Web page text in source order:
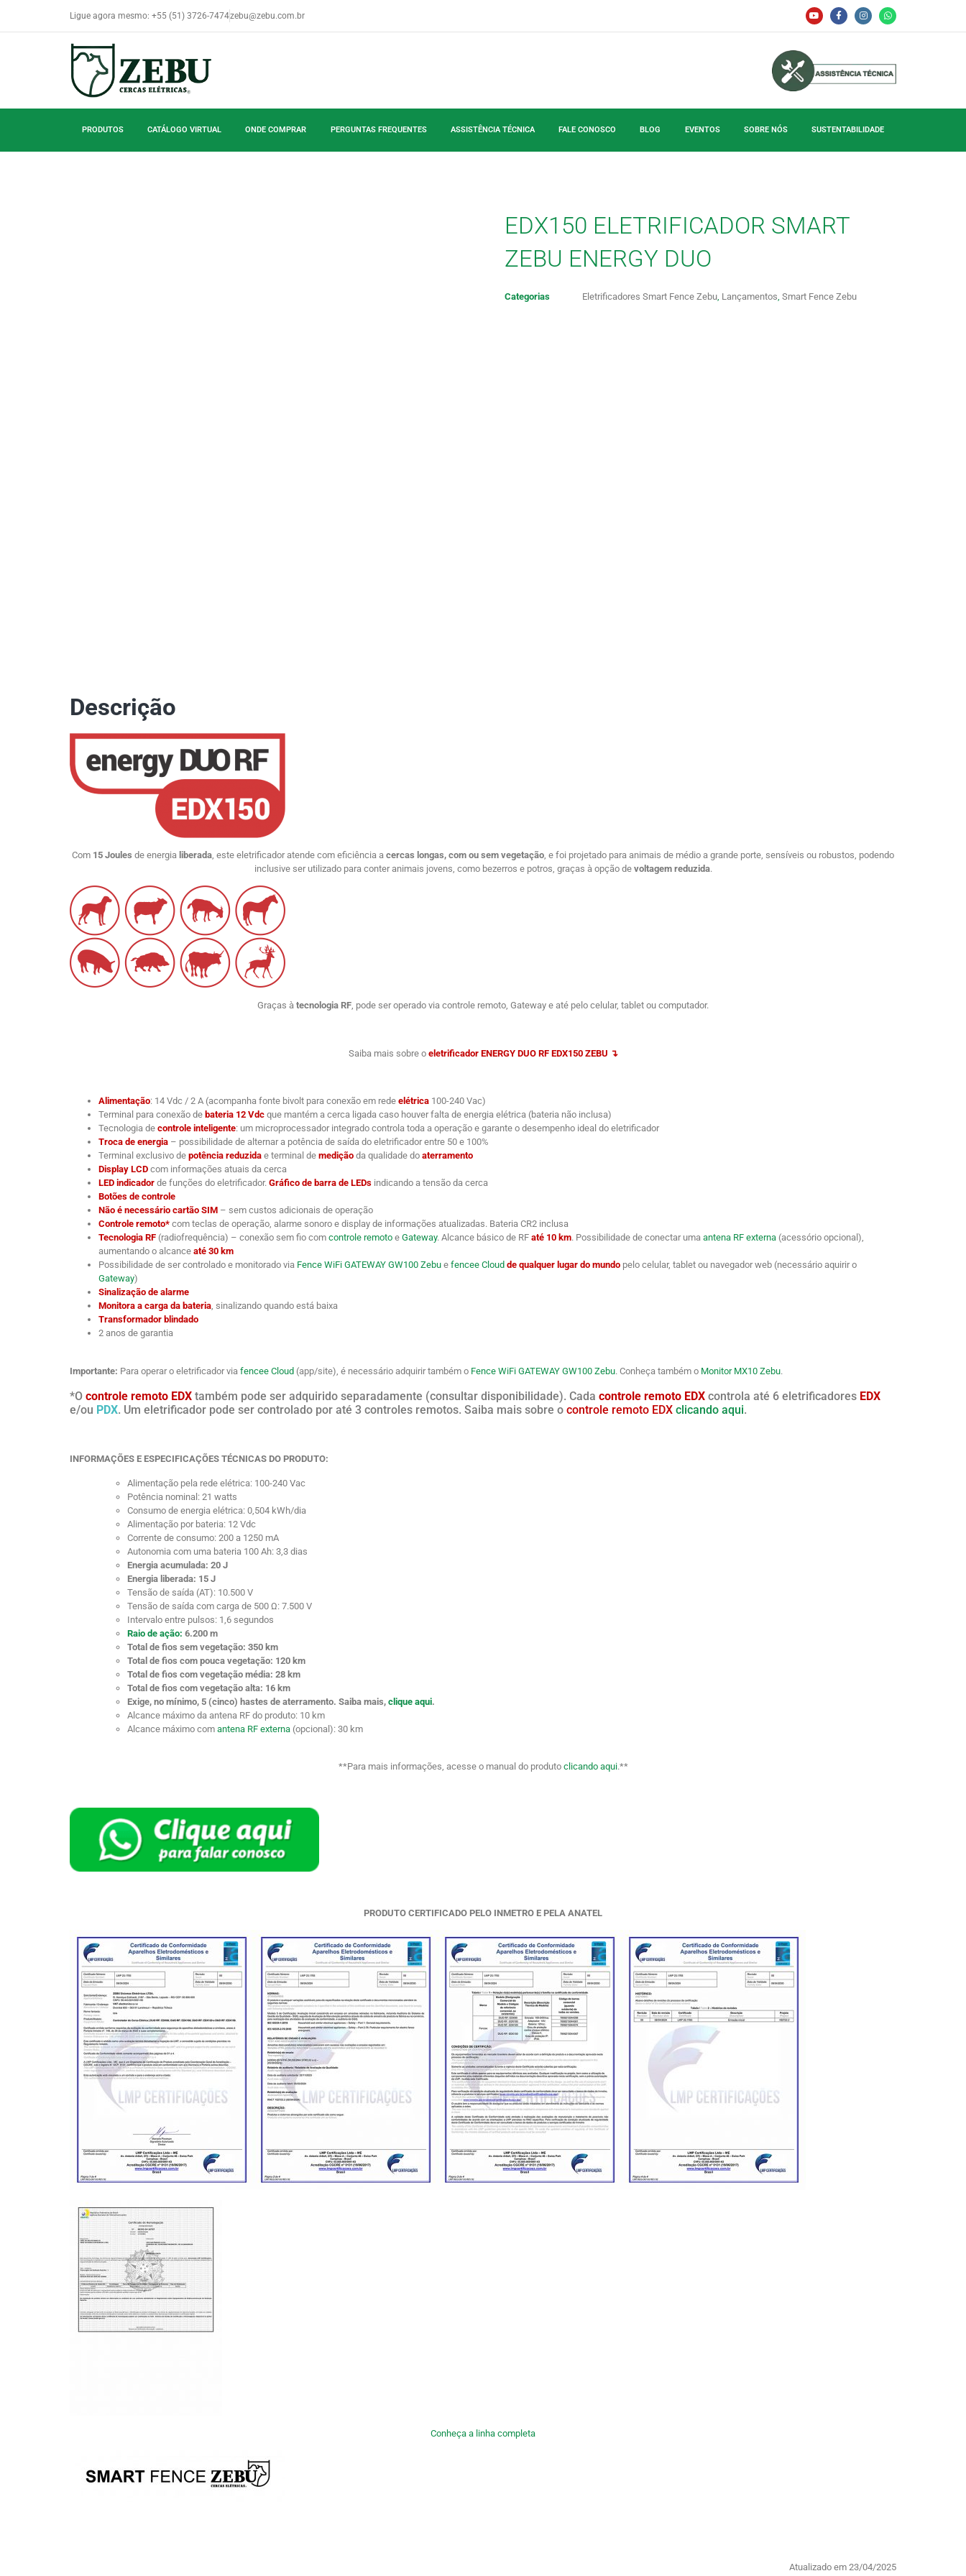
Ligue agora mesmo: +55 (51) 3726-7474zebu@zebu.com.br
PRODUTOS CATÁLOGO VIRTUAL ONDE COMPRAR PERGUNTAS FREQUENTES ASSISTÊNCIA TÉCNICA FALE CONOSCO BLOG EVENTOS SOBRE NÓS SUSTENTABILIDADE
EDX150 ELETRIFICADOR SMART
ZEBU ENERGY DUO
Categorias Eletrificadores Smart Fence Zebu, Lançamentos, Smart Fence Zebu
Descrição
Com 15 Joules de energia liberada, este eletrificador atende com eficiência a cercas longas, com ou sem vegetação, e foi projetado para animais de médio a grande porte, sensíveis ou robustos, podendo
inclusive ser utilizado para conter animais jovens, como bezerros e potros, graças à opção de voltagem reduzida.
Graças à tecnologia RF , pode ser operado via controle remoto, Gateway e até pelo celular, tablet ou computador.
Saiba mais sobre o eletrificador ENERGY DUO RF EDX150 ZEBU ↴
Alimentação: 14 Vdc / 2 A (acompanha fonte bivolt para conexão em rede elétrica 100-240 Vac)
Terminal para conexão de bateria 12 Vdc que mantém a cerca ligada caso houver falta de energia elétrica (bateria não inclusa)
Tecnologia de controle inteligente: um microprocessador integrado controla toda a operação e garante o desempenho ideal do eletrificador
Troca de energia – possibilidade de alternar a potência de saída do eletrificador entre 50 e 100%
Terminal exclusivo de potência reduzida e terminal de medição da qualidade do aterramento
Display LCD com informações atuais da cerca
LED indicador de funções do eletrificador. Gráfico de barra de LEDs indicando a tensão da cerca
Botões de controle
Não é necessário cartão SIM – sem custos adicionais de operação
Controle remoto* com teclas de operação, alarme sonoro e display de informações atualizadas. Bateria CR2 inclusa
Tecnologia RF (radiofrequência) – conexão sem fio com controle remoto e Gateway. Alcance básico de RF até 10 km. Possibilidade de conectar uma antena RF externa (acessório opcional),
aumentando o alcance até 30 km
Possibilidade de ser controlado e monitorado via Fence WiFi GATEWAY GW100 Zebu e fencee Cloud de qualquer lugar do mundo pelo celular, tablet ou navegador web (necessário aquirir o
Gateway)
Sinalização de alarme
Monitora a carga da bateria, sinalizando quando está baixa
Transformador blindado
2 anos de garantia
Importante: Para operar o eletrificador via fencee Cloud (app/site), é necessário adquirir também o Fence WiFi GATEWAY GW100 Zebu. Conheça também o Monitor MX10 Zebu.
*O controle remoto EDX também pode ser adquirido separadamente (consultar disponibilidade). Cada controle remoto EDX controla até 6 eletrificadores EDX
e/ou PDX. Um eletrificador pode ser controlado por até 3 controles remotos. Saiba mais sobre o controle remoto EDX clicando aqui.
INFORMAÇÕES E ESPECIFICAÇÕES TÉCNICAS DO PRODUTO:
Alimentação pela rede elétrica: 100-240 Vac
Potência nominal: 21 watts
Consumo de energia elétrica: 0,504 kWh/dia
Alimentação por bateria: 12 Vdc
Corrente de consumo: 200 a 1250 mA
Autonomia com uma bateria 100 Ah: 3,3 dias
Energia acumulada: 20 J
Energia liberada: 15 J
Tensão de saída (AT): 10.500 V
Tensão de saída com carga de 500 Ω: 7.500 V
Intervalo entre pulsos: 1,6 segundos
Raio de ação: 6.200 m
Total de fios sem vegetação: 350 km
Total de fios com pouca vegetação: 120 km
Total de fios com vegetação média: 28 km
Total de fios com vegetação alta: 16 km
Exige, no mínimo, 5 (cinco) hastes de aterramento. Saiba mais, clique aqui.
Alcance máximo da antena RF do produto: 10 km
Alcance máximo com antena RF externa (opcional): 30 km
**Para mais informações, acesse o manual do produto clicando aqui.**
PRODUTO CERTIFICADO PELO INMETRO E PELA ANATEL
Conheça a linha completa
Atualizado em 23/04/2025